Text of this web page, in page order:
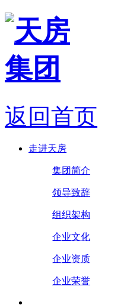
返回首页
走进天房
集团简介
领导致辞
组织架构
企业文化
企业资质
企业荣誉